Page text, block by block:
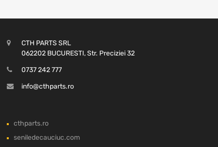
CTH PARTS SRL
062202 BUCURESTI, Str. Preciziei 32
0737 242 777
info@cthparts.ro
cthparts.ro
seniledecauciuc.com